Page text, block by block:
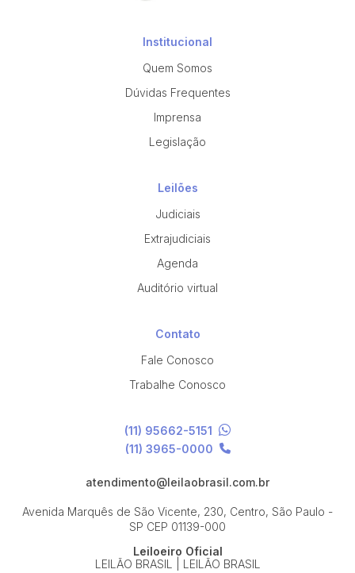
Institucional
Quem Somos
Dúvidas Frequentes
Imprensa
Legislação
Leilões
Judiciais
Extrajudiciais
Agenda
Auditório virtual
Contato
Fale Conosco
Trabalhe Conosco
(11) 95662-5151
(11) 3965-0000
atendimento@leilaobrasil.com.br
Avenida Marquês de São Vicente, 230, Centro, São Paulo -
SP CEP 01139-000
Leiloeiro Oficial
LEILÃO BRASIL | LEILÃO BRASIL